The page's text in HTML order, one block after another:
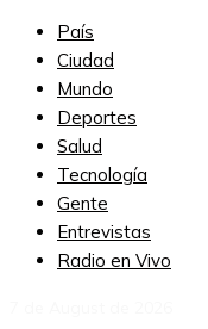
País
Ciudad
Mundo
Deportes
Salud
Tecnología
Gente
Entrevistas
Radio en Vivo